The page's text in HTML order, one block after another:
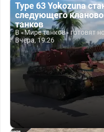
Type 63 Yokozuna
следующего
танков
В «Мире танков» готовят
Вчера, 19:26